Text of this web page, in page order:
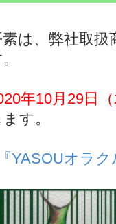
素は、弊社取
年10月29日
ます。
『YASOUオラ